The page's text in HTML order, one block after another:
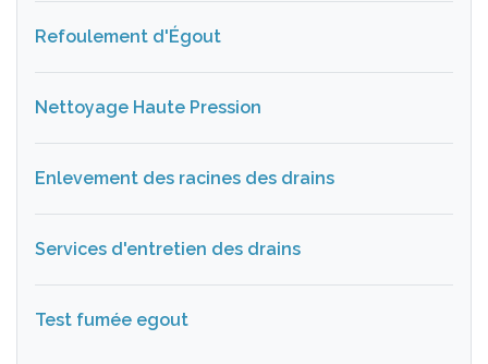
Refoulement d'Égout
Nettoyage Haute Pression
Enlevement des racines des drains
Services d'entretien des drains
Test fumée egout